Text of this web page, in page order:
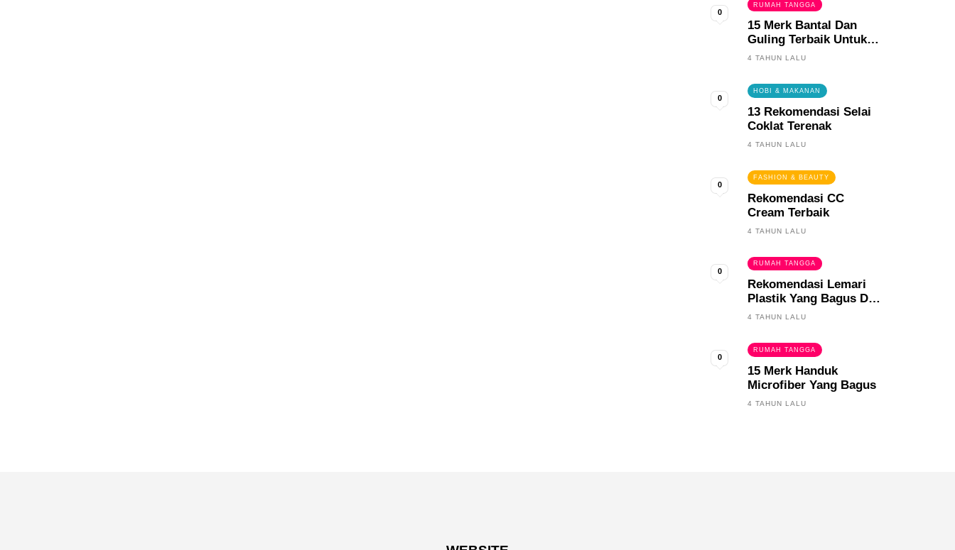
0
RUMAH TANGGA
15 Merk Bantal Dan
Guling Terbaik Untuk
Tidur Yang Berkualitas
4 TAHUN LALU
0
HOBI & MAKANAN
13 Rekomendasi Selai
Coklat Terenak
4 TAHUN LALU
0
FASHION & BEAUTY
Rekomendasi CC
Cream Terbaik
4 TAHUN LALU
0
RUMAH TANGGA
Rekomendasi Lemari
Plastik Yang Bagus Dan
Tahan Lama
4 TAHUN LALU
0
RUMAH TANGGA
15 Merk Handuk
Microfiber Yang Bagus
4 TAHUN LALU